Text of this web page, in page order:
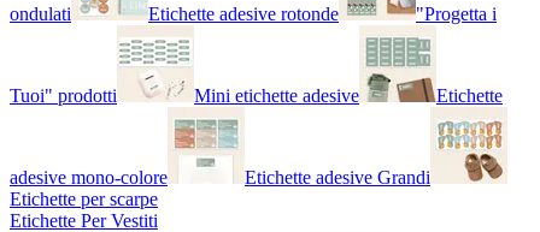
ondulati Etichette adesive rotonde "Progetta i
Tuoi" prodotti Mini etichette adesive Etichette
adesive mono-colore
Etichette adesive Grandi
Etichette per scarpe
Etichette Per Vestiti